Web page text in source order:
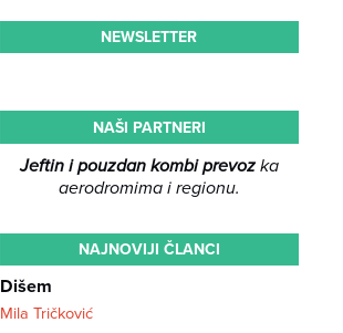
NEWSLETTER
NAŠI PARTNERI
Jeftin i pouzdan kombi prevozka
aerodromima i regionu.
NAJNOVIJI ČLANCI
Dišem
Mila Tričković